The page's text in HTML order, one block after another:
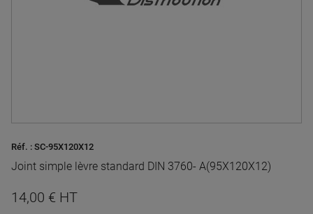
Réf. : SC-95X120X12
Joint simple lèvre standard DIN 3760- A(95X120X12)
14,00 € HT